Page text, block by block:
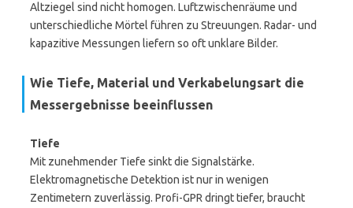
Altziegel sind nicht homogen. Luftzwischenräume und
unterschiedliche Mörtel führen zu Streuungen. Radar- und
kapazitive Messungen liefern so oft unklare Bilder.
Wie Tiefe, Material und Verkabelungsart die
Messergebnisse beeinflussen
Tiefe
Mit zunehmender Tiefe sinkt die Signalstärke.
Elektromagnetische Detektion ist nur in wenigen
Zentimetern zuverlässig. Profi-GPR dringt tiefer, braucht